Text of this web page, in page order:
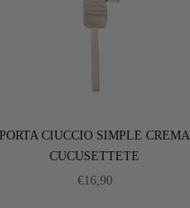
PORTA CIUCCIO SIMPLE CREMA
CUCUSETTETE
PREZZO SCONTATO
€16,90